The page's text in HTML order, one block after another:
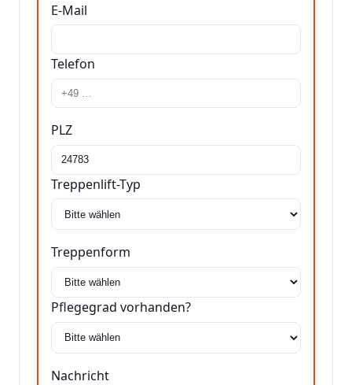
E-Mail
Telefon
PLZ
Treppenlift-Typ
Treppenform
Pflegegrad vorhanden?
Nachricht